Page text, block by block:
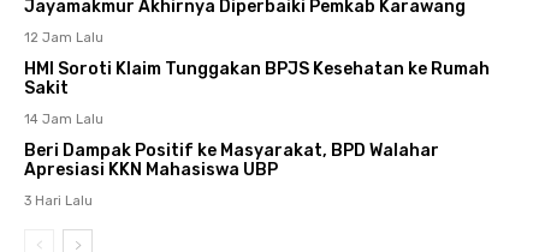
Jayamakmur Akhirnya Diperbaiki Pemkab Karawang
12 Jam Lalu
HMI Soroti Klaim Tunggakan BPJS Kesehatan ke Rumah
Sakit
14 Jam Lalu
Beri Dampak Positif ke Masyarakat, BPD Walahar
Apresiasi KKN Mahasiswa UBP
3 Hari Lalu